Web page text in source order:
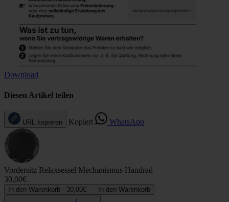
Download
Diesen Artikel teilen
URL kopieren Kopiert WhatsApp
Vordersitz Relaxsessel Mechanismus Handrad
30,00€
In den Warenkorb - 30,00€ In den Warenkorb